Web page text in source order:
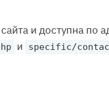
и доступна по
и specific/